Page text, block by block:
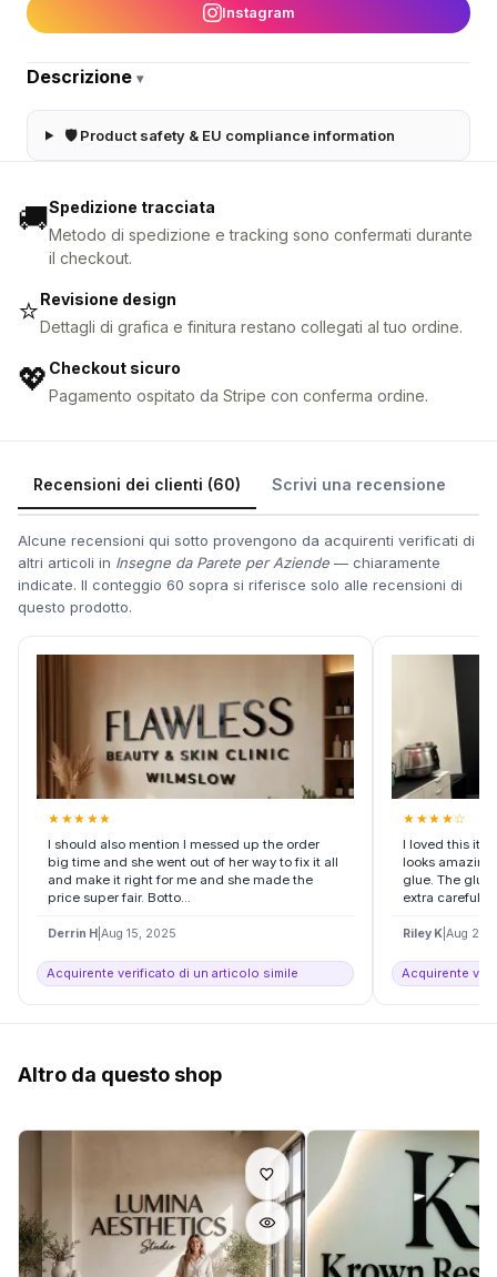
Instagram
Descrizione ▾
🛡 Product safety & EU compliance information
🚚Spedizione tracciata
Metodo di spedizione e tracking sono confermati durante
il checkout.
⭐Revisione design
Dettagli di grafica e finitura restano collegati al tuo ordine.
💖 Checkout sicuro
Pagamento ospitato da Stripe con conferma ordine.
Recensioni dei clienti (60) Scrivi una recensione
Alcune recensioni qui sotto provengono da acquirenti verificati di
altri articoli in Insegne da Parete per Aziende — chiaramente
indicate. Il conteggio 60 sopra si riferisce solo alle recensioni di
questo prodotto.
★ ★★ ★★
I should also mention I messed up the order
big time and she went out of her way to fix it all
and make it right for me and she made the
price super fair. Botto...
Derrin H Aug 15, 2025
Acquirente verificato di un articolo simile
★ ★★ ★☆
I loved this
looks
glue. The glue
extra careful
Riley K Aug 20,
Acquirente
Altro da questo shop